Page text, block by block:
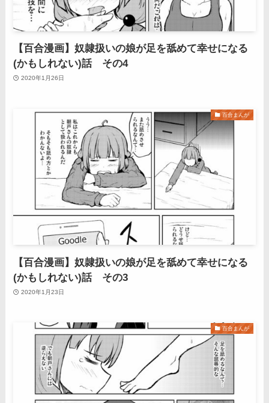
【百合漫画】奴隷扱いの娘が足を舐めて幸せになる
(かもしれない)話 その4
2020年1月26日
百合まんが
【百合漫画】奴隷扱いの娘が足を舐めて幸せになる
(かもしれない)話 その3
2020年1月23日
百合まんが